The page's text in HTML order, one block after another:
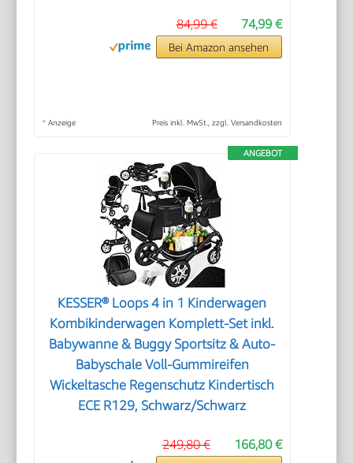
74,99 €
84,99 €
Bei Amazon ansehen
* Anzeige Preis inkl. MwSt., zzgl. Versandkosten
ANGEBOT
KESSER® Loops 4 in 1 Kinderwagen
Kombikinderwagen Komplett-Set inkl.
Babywanne & Buggy Sportsitz & Auto-
Babyschale Voll-Gummireifen
Wickeltasche Regenschutz Kindertisch
ECE R129, Schwarz/Schwarz
166,80 €
249,80 €